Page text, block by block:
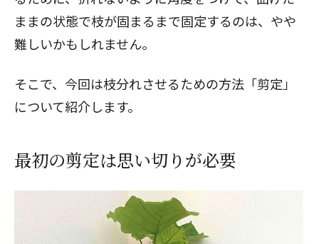
ままの状態で枝が固まるまで固定するのは、やや
難しいかもしれません。
そこで、今回は枝分れさせるための方法「剪定」
について紹介します。
最初の剪定は思い切りが必要